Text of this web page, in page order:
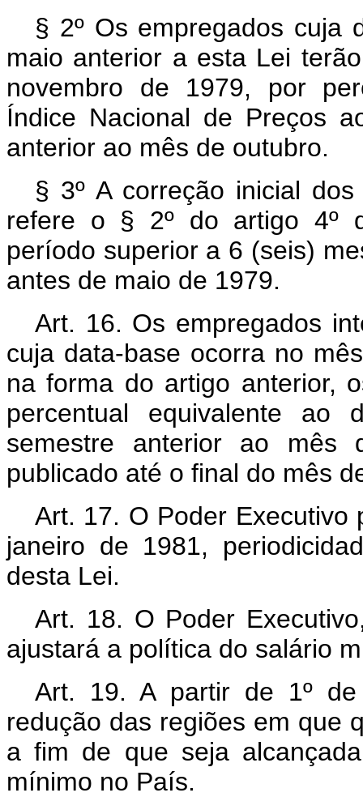
§ 2º Os empregados cuja
maio anterior a esta Lei
novembro de 1979, por
Índice Nacional de Preços
anterior ao mês de outubro.
§ 3º A correção inicial
refere o § 2º do artigo 4º
período superior a 6 (seis)
antes de maio de 1979.
Art. 16. Os empregados
cuja data-base ocorra no
na forma do artigo anterior,
percentual equivalente
semestre anterior ao
publicado até o final do mês
Art. 17. O Poder Executivo
janeiro de 1981,
desta Lei.
Art. 18. O Poder
ajustará a política do salário
Art. 19. A partir de 1º de
redução das regiões em que
a fim de que seja
mínimo no País.